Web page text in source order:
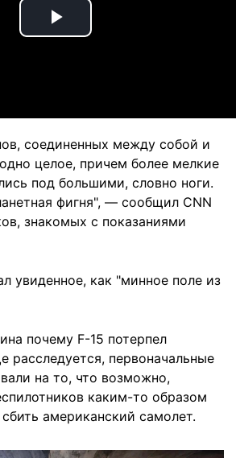
Play
соединенных между собой и
целое, причем более мелкие
под большими, словно ноги.
фигня", — сообщил CNN
знакомых с показаниями
увиденное, как "минное поле из
почему F-15 потерпел
расследуется, первоначальные
на то, что возможно,
каким-то образом
американский самолет.